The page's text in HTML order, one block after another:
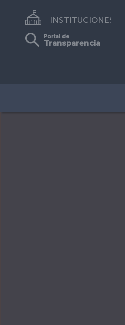
INSTITUCIONES
Portal de
Transparencia